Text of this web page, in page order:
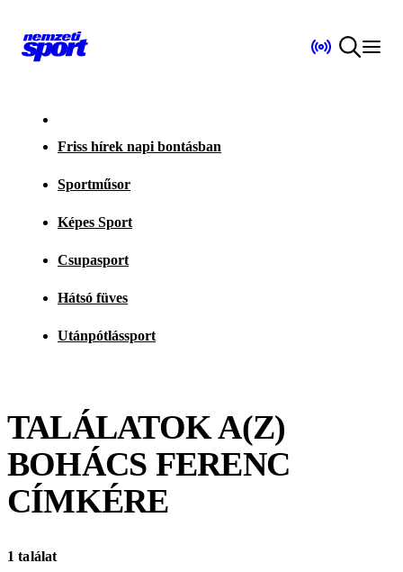
Friss hírek napi bontásban
Sportműsor
Képes Sport
Csupasport
Hátsó füves
Utánpótlássport
TALÁLATOK A(Z)
BOHÁCS FERENC
CÍMKÉRE
1 találat